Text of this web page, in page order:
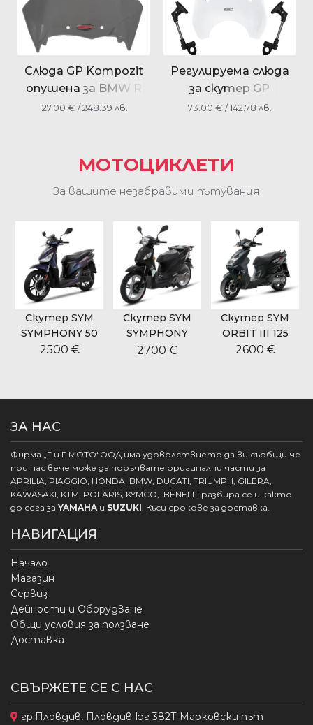
Слюда GP Kompozit
опушена за BMW R
1200 GS 2004-2012
127.00 € / 248.39 лв.
Регулируема слюда
за скутер GP
Kompozit
73.00 € / 142.78 лв.
МОТОЦИКЛЕТИ
За вашите незабравими пътувания
Скутер SYM
SYMPHONY 50
2500 €
Скутер SYM
SYMPHONY
CARGO 125
2700 €
Скутер SYM
ORBIT III 125
2600 €
ЗА НАС
Фирма „Г и Г МОТО“ООД има удоволствието да ви съобщи че
при нас вече може да поръчвате оригинални части за
APRILIA, PIAGGIO, HONDA, BMW, DUCATI, TRIUMPH, GILERA,
KAWASAKI, KTM, POLARIS, KYMCO, BENELLI разбира се и както
до сега за YAMAHA и SUZUKI. Къси срокове за доставка.
НАВИГАЦИЯ
Начало
Магазин
Сервиз
Дейности и Оборудване
Общи условия за ползване
Доставка
СВЪРЖЕТЕ СЕ С НАС
гр.Пловдив, Пловдив-юг 382Т Марковски път